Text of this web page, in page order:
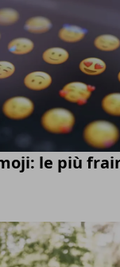
le più